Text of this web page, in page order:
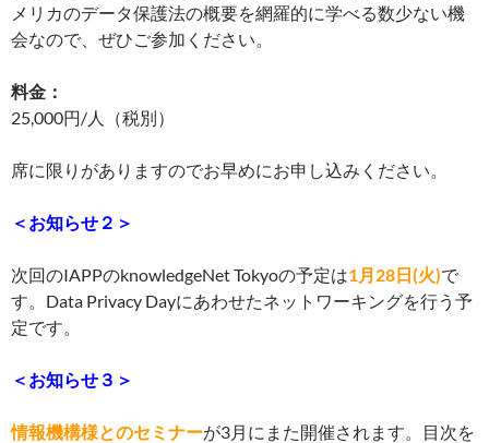
メリカのデータ保護法の概要を網羅的に学べる数少ない機
会なので、ぜひご参加ください。
料金：
25,000円/人（税別）
席に限りがありますのでお早めにお申し込みください。
＜お知らせ２＞
次回のIAPPのknowledgeNet Tokyoの予定は1月28日(火)で
す。Data Privacy Dayにあわせたネットワーキングを行う予
定です。
＜お知らせ３＞
情報機構様とのセミナーが3月にまた開催されます。目次を